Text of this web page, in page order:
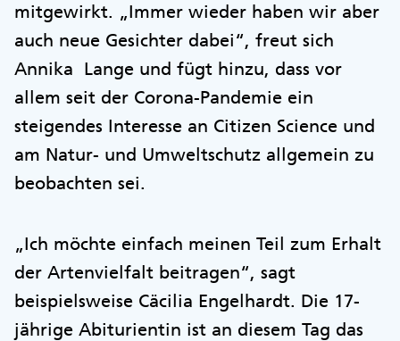
mitgewirkt. „Immer wieder haben wir aber
auch neue Gesichter dabei“, freut sich
Annika Lange und fügt hinzu, dass vor
allem seit der Corona-Pandemie ein
steigendes Interesse an Citizen Science und
am Natur- und Umweltschutz allgemein zu
beobachten sei.
„Ich möchte einfach meinen Teil zum Erhalt
der Artenvielfalt beitragen“, sagt
beispielsweise Cäcilia Engelhardt. Die 17-
jährige Abiturientin ist an diesem Tag das